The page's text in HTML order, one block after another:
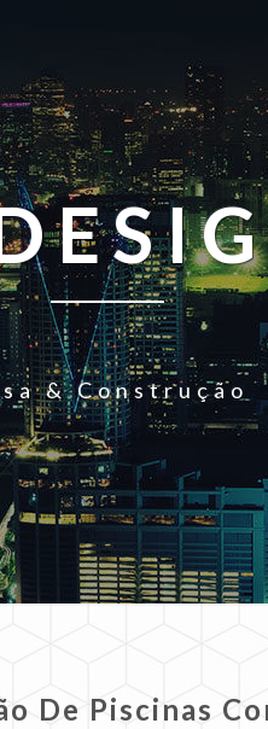
& Construção
De Piscinas